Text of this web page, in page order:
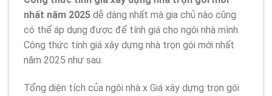
nhất năm 2025 dễ dàng nhất mà gia chủ nào cũng
có thể áp dụng được để tính giá cho ngôi nhà mình.
Công thức tính giá xây dựng nhà trọn gói mới nhất
năm 2025 như sau:
Tổng diện tích của ngôi nhà x Giá xây dựng trọn gói